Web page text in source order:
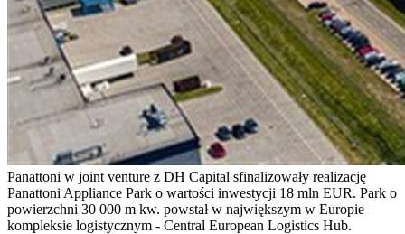
Panattoni w joint venture z DH Capital sfinalizowały realizację
Panattoni Appliance Park o wartości inwestycji 18 mln EUR. Park o
powierzchni 30 000 m kw. powstał w największym w Europie
kompleksie logistycznym - Central European Logistics Hub.